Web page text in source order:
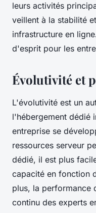
leurs activités
veillent à la stabilité
infrastructure en
d'esprit pour les
Évolutivité et
L'évolutivité est un
l'hébergement dédié
entreprise se
ressources serveur
dédié, il est plus
capacité en fonction
plus, la performance
continu des experts